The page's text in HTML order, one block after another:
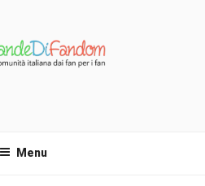
Menu